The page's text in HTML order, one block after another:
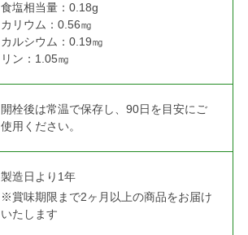
食塩相当量：0.18g
カリウム：0.56㎎
カルシウム：0.19㎎
リン：1.05㎎
開栓後は常温で保存し、90日を目安にご
使用ください。
製造日より1年
※賞味期限まで2ヶ月以上の商品をお届け
いたします